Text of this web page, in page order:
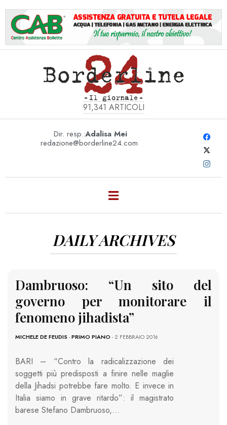
91,341 ARTICOLI
Dir. resp.:Adalisa Mei
redazione@borderline24.com
DAILY ARCHIVES
Dambruoso: “Un sito del
governo per monitorare il
fenomeno jihadista”
MICHELE DE FEUDIS -PRIMO PIANO - 2 FEBBRAIO 2016
BARI – “Contro la radicalizzazione dei
soggetti più predisposti a finire nelle maglie
della Jihadsi potrebbe fare molto. E invece in
Italia siamo in grave ritardo”: il magistrato
barese Stefano Dambruoso,…